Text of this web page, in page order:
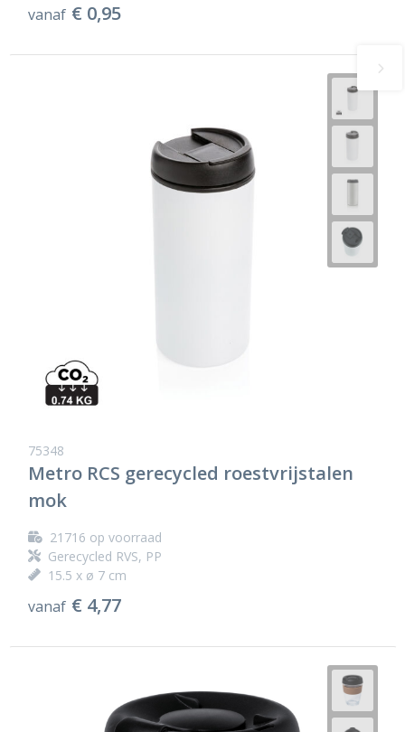
vanaf € 0,95
75348
Metro RCS gerecycled roestvrijstalen
mok
21716 op voorraad
Gerecycled RVS, PP
15.5 x ø 7 cm
vanaf € 4,77